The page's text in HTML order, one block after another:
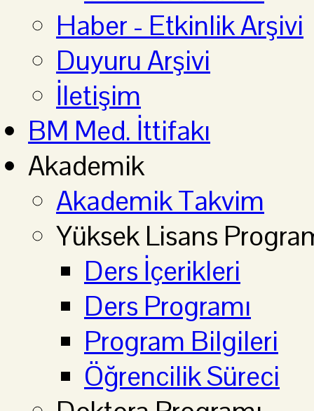
Haber - Etkinlik Arşivi
Duyuru Arşivi
İletişim
BM Med. İttifakı
Akademik
Akademik Takvim
Yüksek Lisans
Ders İçerikleri
Ders Programı
Program Bilgileri
Öğrencilik Süreci